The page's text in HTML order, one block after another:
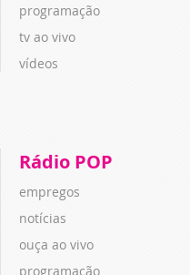
programação
tv ao vivo
vídeos
Rádio POP
empregos
notícias
ouça ao vivo
programação